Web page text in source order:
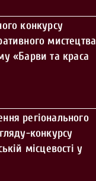
конкурсу
мистецтва
«Барви та краса
регіонального
конкурсу
місцевості у